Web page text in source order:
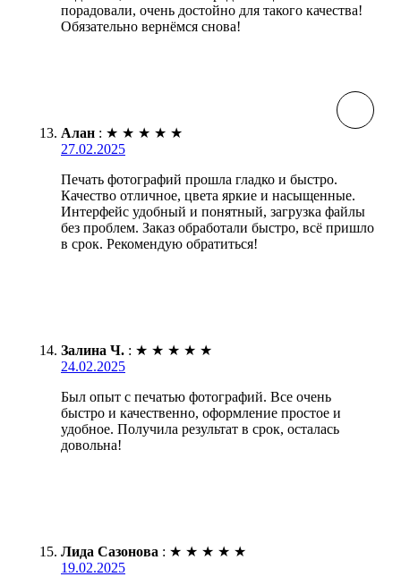
порадовали, очень достойно для такого качества!
Обязательно вернёмся снова!
Алан : ★ ★ ★ ★ ★
27.02.2025
Печать фотографий прошла гладко и быстро.
Качество отличное, цвета яркие и насыщенные.
Интерфейс удобный и понятный, загрузка файлы
без проблем. Заказ обработали быстро, всё пришло
в срок. Рекомендую обратиться!
Залина Ч. : ★ ★ ★ ★ ★
24.02.2025
Был опыт с печатью фотографий. Все очень
быстро и качественно, оформление простое и
удобное. Получила результат в срок, осталась
довольна!
Лида Сазонова : ★ ★ ★ ★ ★
19.02.2025